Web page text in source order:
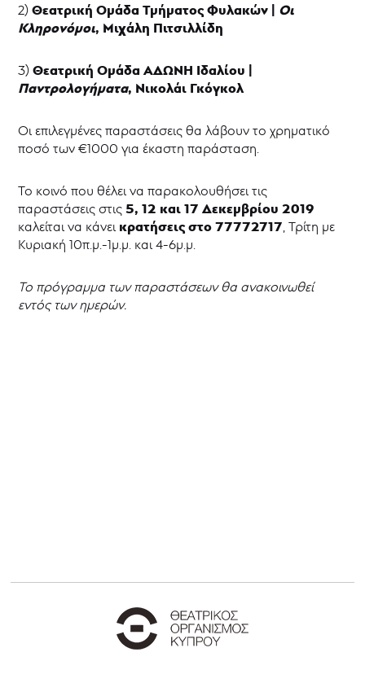
2)Θεατρική Ομάδα Τμήματος Φυλακών | Οι
Κληρονόμοι, Μιχάλη Πιτσιλλίδη
3)Θεατρική Ομάδα ΑΔΩΝΗ Ιδαλίου |
Παντρολογήματα, Νικολάι Γκόγκολ
Οι επιλεγμένες παραστάσεις θα λάβουν το χρηματικό
ποσό των €1000 για έκαστη παράσταση.
Το κοινό που θέλει να παρακολουθήσει τις
παραστάσεις στις5, 12 και 17 Δεκεμβρίου 2019
καλείται να κάνει κρατήσεις στο 77772717, Τρίτη με
Κυριακή 10π.μ.-1μ.μ. και 4-6μ.μ.
Το πρόγραμμα των παραστάσεων θα ανακοινωθεί
εντός των ημερών.